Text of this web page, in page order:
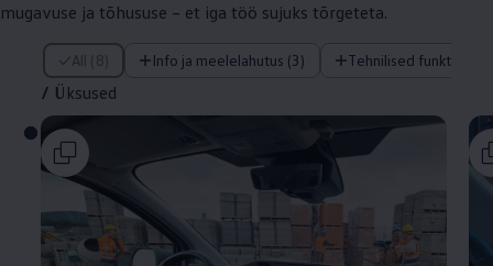
mugavuse ja tõhususe – et iga töö sujuks tõrgeteta.
All (8) Info ja meelelahutus (3) Tehnilised
/ Üksused
/ Üksused